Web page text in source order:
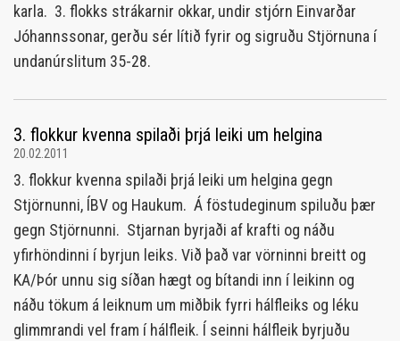
karla. 3. flokks strákarnir okkar, undir stjórn Einvarðar
Jóhannssonar, gerðu sér lítið fyrir og sigruðu Stjörnuna í
undanúrslitum 35-28.
3. flokkur kvenna spilaði þrjá leiki um helgina
20.02.2011
3. flokkur kvenna spilaði þrjá leiki um helgina gegn
Stjörnunni, ÍBV og Haukum. Á föstudeginum spiluðu þær
gegn Stjörnunni. Stjarnan byrjaði af krafti og náðu
yfirhöndinni í byrjun leiks. Við það var vörninni breitt og
KA/Þór unnu sig síðan hægt og bítandi inn í leikinn og
náðu tökum á leiknum um miðbik fyrri hálfleiks og léku
glimmrandi vel fram í hálfleik. Í seinni hálfleik byrjuðu